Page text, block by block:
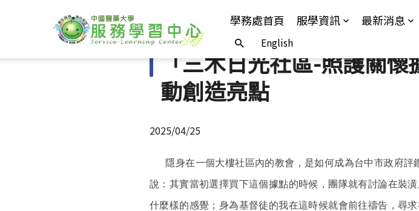
學務處首頁 服學資訊 最新消息
English
「三木日光社區-照護關
動創造亮點
2025/04/25
隱身在一個大樓社區內的教會，是如何成為台中市政府
說：其實當初選擇買下這個據點的時候，團隊就有討論在裝
什麼樣的感覺；身為基督徒的我在這時候就會前往禱告，尋